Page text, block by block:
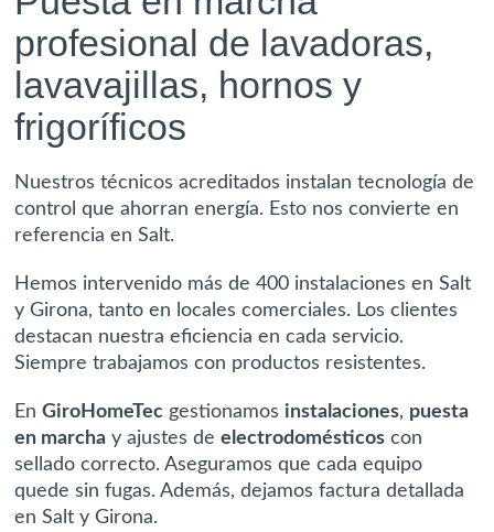
profesional de lavadoras,
lavavajillas, hornos y
frigoríficos
Nuestros técnicos acreditados instalan tecnología de
control que ahorran energía. Esto nos convierte en
referencia en Salt.
Hemos intervenido más de 400 instalaciones en Salt
y Girona, tanto en locales comerciales. Los clientes
destacan nuestra eficiencia en cada servicio.
Siempre trabajamos con productos resistentes.
EnGiroHomeTec gestionamos instalaciones, puesta
en marcha yajustes deelectrodomésticos con
sellado correcto. Aseguramos que cada equipo
quede sin fugas. Además, dejamos factura detallada
en Salt y Girona.